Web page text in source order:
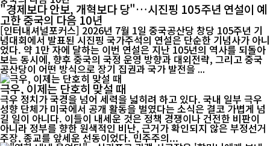
"경제보다 안보, 개혁보다 당"…시진핑 105주년 연설이 예
고한 중국의 다음 10년
[인터내셔널포커스] 2026년 7월 1일 중국공산당 창당 105주년 기
념대회에서 발표된 시진핑 국가주석의 연설은 단순한 기념사가 아니
었다. 약 1만 자에 달하는 이번 연설은 지난 105년의 역사를 되돌아
보는 동시에, 향후 중국의 국정 운영 방향과 대외전략, 그리고 중국
공산당이 어떤 방식으로 장기 집권과 국가 발전을 ...
극우, 이제는 단호히 맞설 때
극우 정치가 국경을 넘어 세력을 넓히려 하고 있다. 국내 일부 극우
성향 단체가 미국에서 공개 활동을 벌였다는 소식은 결코 가볍게 넘
길 일이 아니다. 이들이 내세운 것은 정책 경쟁이나 건전한 비판이
아니라 정부를 향한 원색적인 비난, 근거가 확인되지 않은 부정선거
주장, 종교를 앞세운 선동이었다. 민주주의...